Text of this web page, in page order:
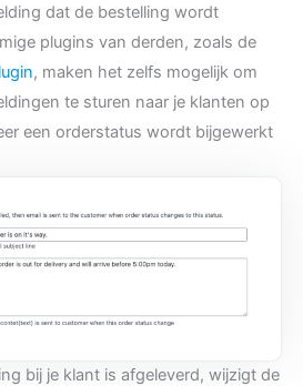
dat de bestelling wordt
plugins van derden, zoals de
, maken het zelfs mogelijk om
te sturen naar je klanten op
een orderstatus wordt bijgewerkt
bij je klant is afgeleverd, wijzigt de